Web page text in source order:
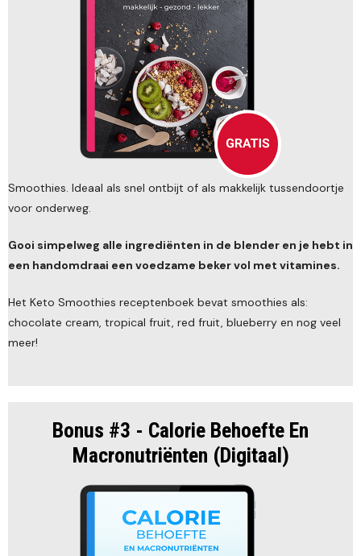
Smoothies. Ideaal als snel ontbijt of als makkelijk tussendoortje
voor onderweg.
Gooi simpelweg alle ingrediënten in de blender en je hebt in
een handomdraai een voedzame beker vol met vitamines.
Het Keto Smoothies receptenboek bevat smoothies als:
chocolate cream, tropical fruit, red fruit, blueberry en nog veel
meer!
Bonus #3 - Calorie Behoefte En
Macronutriënten (Digitaal)